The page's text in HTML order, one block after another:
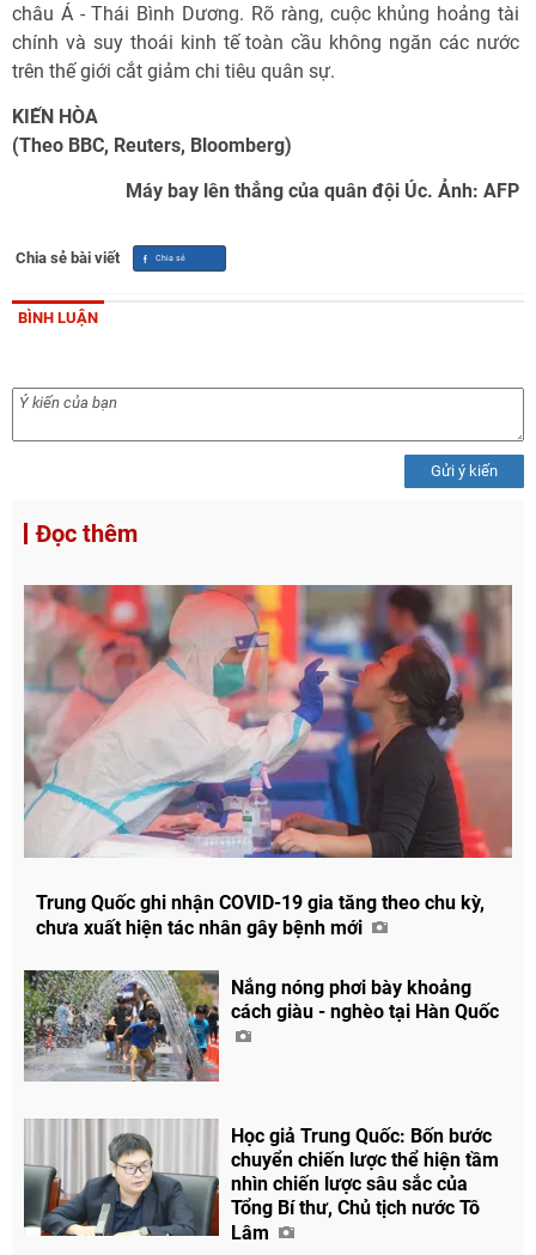
châu Á - Thái Bình Dương. Rõ ràng, cuộc khủng hoảng tài
chính và suy thoái kinh tế toàn cầu không ngăn các nước
trên thế giới cắt giảm chi tiêu quân sự.
KIẾN HÒA
(Theo BBC, Reuters, Bloomberg)
Máy bay lên thẳng của quân đội Úc. Ảnh: AFP
Chia sẻ bài viết
BÌNH LUẬN
Gửi ý kiến
Đọc thêm
Trung Quốc ghi nhận COVID-19 gia tăng theo chu kỳ,
chưa xuất hiện tác nhân gây bệnh mới
Nắng nóng phơi bày khoảng
cách giàu - nghèo tại Hàn Quốc
Học giả Trung Quốc: Bốn bước
chuyển chiến lược thể hiện tầm
nhìn chiến lược sâu sắc của
Tổng Bí thư, Chủ tịch nước Tô
Lâm